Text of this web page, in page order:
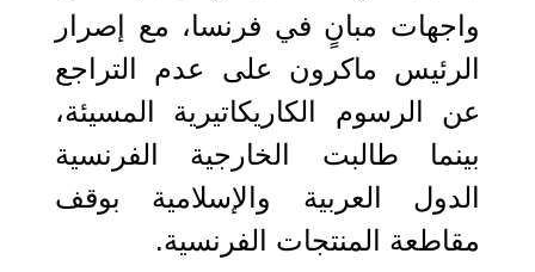
واجهات مبانٍ في فرنسا، مع إصرار
الرئيس ماكرون على عدم التراجع
عن الرسوم الكاريكاتيرية المسيئة،
بينما طالبت الخارجية الفرنسية
الدول العربية والإسلامية بوقف
مقاطعة المنتجات الفرنسية.